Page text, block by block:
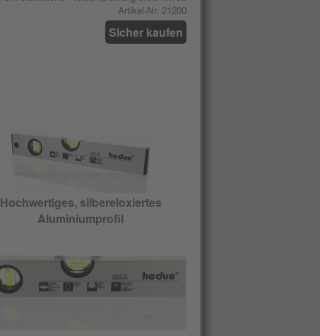
Artikel-Nr. 21200
Sicher kaufen
Hochwertiges, silbereloxiertes
Aluminiumprofil